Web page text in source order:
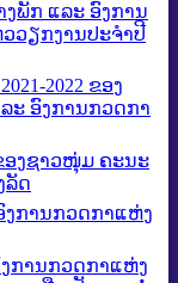
ພັກ ແລະ ອົງການ
ວຽກງານປະຈໍາປີ
2022 ຂອງ
ະ ອົງການກວດກາ
ອງຊາວໜຸ່ມ ຄະນະ
ລັດ
ການກວດກາແຫ່ງ
ການກວດກາແຫ່ງ